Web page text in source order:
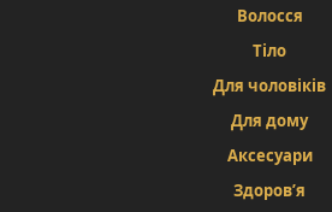
Волосся
Тіло
Для чоловіків
Для дому
Аксесуари
Здоров’я